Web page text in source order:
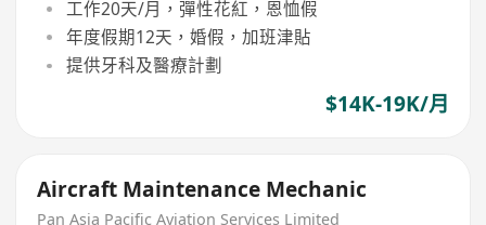
工作20天/月，彈性花紅，恩恤假
年度假期12天，婚假，加班津貼
提供牙科及醫療計劃
$14K-19K/月
Aircraft Maintenance Mechanic
Pan Asia Pacific Aviation Services Limited